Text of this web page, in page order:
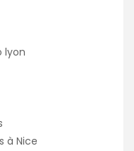
lyon
à Nice